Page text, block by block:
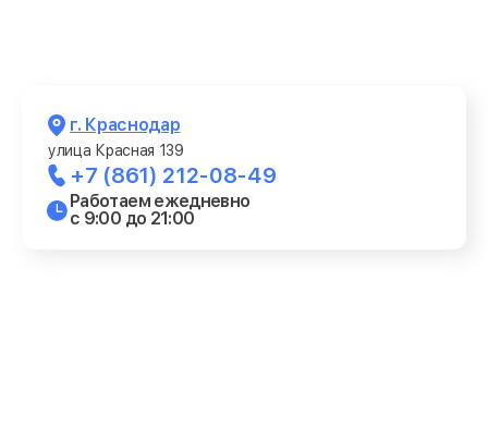
г. Краснодар
улица Красная 139
+7 (861) 212-08-49
Работаем ежедневно
с 9:00 до 21:00